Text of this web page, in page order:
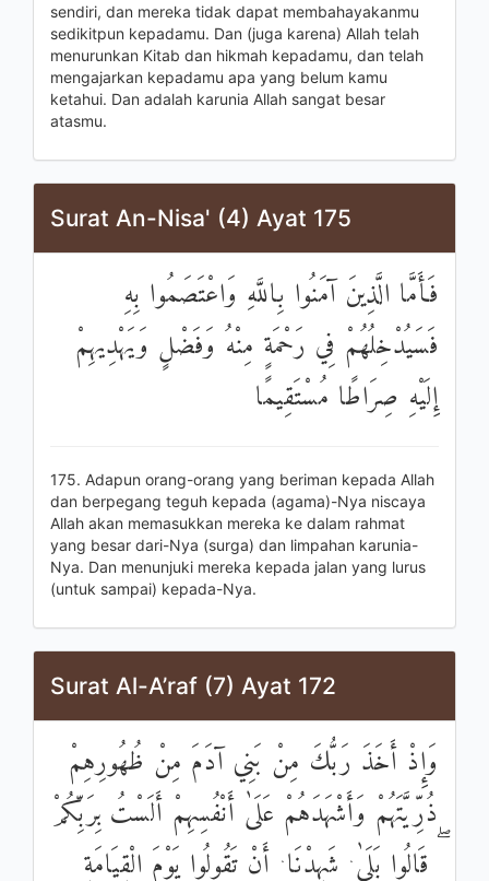
sendiri, dan mereka tidak dapat membahayakanmu
sedikitpun kepadamu. Dan (juga karena) Allah telah
menurunkan Kitab dan hikmah kepadamu, dan telah
mengajarkan kepadamu apa yang belum kamu
ketahui. Dan adalah karunia Allah sangat besar
atasmu.
Surat An-Nisa' (4) Ayat 175
فَأَمَّا الَّذِينَ آمَنُوا بِاللَّهِ وَاعْتَصَمُوا بِهِ
فَسَيُدْخِلُهُمْ فِي رَحْمَةٍ مِنْهُ وَفَضْلٍ وَيَهْدِيهِمْ
إِلَيْهِ صِرَاطًا مُسْتَقِيمًا
175. Adapun orang-orang yang beriman kepada Allah
dan berpegang teguh kepada (agama)-Nya niscaya
Allah akan memasukkan mereka ke dalam rahmat
yang besar dari-Nya (surga) dan limpahan karunia-
Nya. Dan menunjuki mereka kepada jalan yang lurus
(untuk sampai) kepada-Nya.
Surat Al-A’raf (7) Ayat 172
وَإِذْ أَخَذَ رَبُّكَ مِنْ بَنِي آدَمَ مِنْ ظُهُورِهِمْ
ذُرِّيَّتَهُمْ وَأَشْهَدَهُمْ عَلَىٰ أَنْفُسِهِمْ أَلَسْتُ بِرَبِّكُمْ
ۖ قَالُوا بَلَىٰ ۛ شَهِدْنَا ۛ أَنْ تَقُولُوا يَوْمَ الْقِيَامَةِ